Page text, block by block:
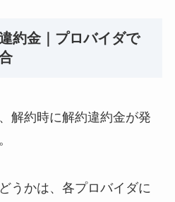
約金｜プロバイダで
解約時に解約違約金が発
うかは、各プロバイダに